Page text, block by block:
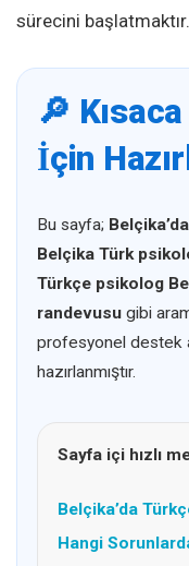
sürecini başlatmaktır.
🔎
İçin
Bu sayfa;
Belçika Türk
Türkçe psikolog
randevusu gibi
profesyonel destek
hazırlanmıştır.
Sayfa içi hızlı
Belçika’da
Hangi